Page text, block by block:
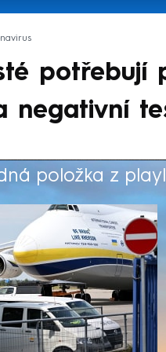
Pořady
potřebují
negativní
položka z